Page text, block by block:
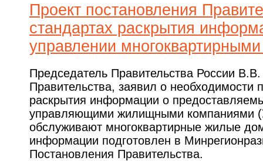
Проект постановления
стандартах раскрытия
управлении
Председатель Правительства России
Правительства, заявил о необходимости
раскрытия информации о
управляющими жилищными компаниями
обслуживают многоквартирные жилые
информации подготовлен в
Постановления Правительства.